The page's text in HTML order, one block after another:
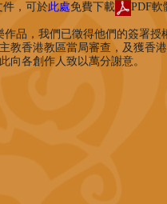
件，可於此處免費下載 PDF軟
作品，我們已徵得他們的簽署
教香港教區當局審查，及獲香
向各創作人致以萬分謝意。